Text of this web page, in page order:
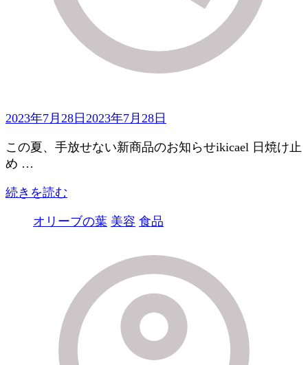
2023年7月28日 2023年7月28日
この夏、手放せない新商品のお知らせikicael 日焼け止
め …
続きを読む
オリーブの葉 美容 食品